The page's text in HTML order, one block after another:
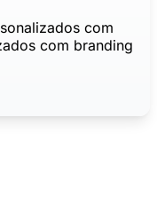
com
com branding